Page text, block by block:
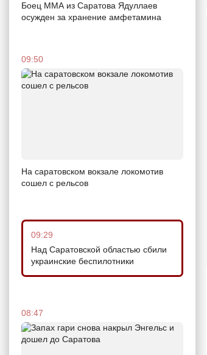
Боец ММА из Саратова Ядуллаев
осужден за хранение амфетамина
09:50
На саратовском вокзале локомотив
сошел с рельсов
09:29
Над Саратовской областью сбили
украинские беспилотники
08:47